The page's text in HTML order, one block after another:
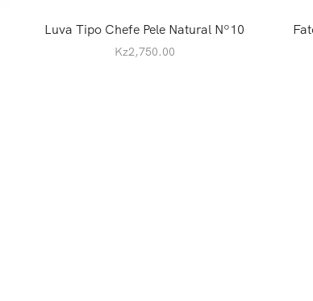
Luva Tipo Chefe Pele Natural Nº10
Kz2,750.00